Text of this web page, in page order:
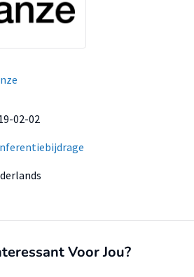
02-02
Voor Jou?